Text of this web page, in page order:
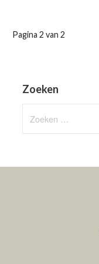
Product
Pagina 2 van 2
Zoeken
naar: